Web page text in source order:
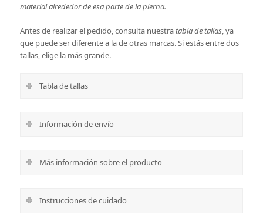
material alrededor de esa parte de la pierna.
Antes de realizar el pedido, consulta nuestratabla de tallas, ya
que puede ser diferente a la de otras marcas. Si estás entre dos
tallas, elige la más grande.
Tabla de tallas
Información de envío
Más información sobre el producto
Instrucciones de cuidado